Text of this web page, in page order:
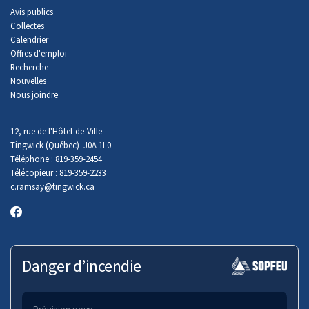
Avis publics
Collectes
Calendrier
Offres d'emploi
Recherche
Nouvelles
Nous joindre
12, rue de l'Hôtel-de-Ville
Tingwick (Québec) J0A 1L0
Téléphone : 819-359-2454
Télécopieur : 819-359-2233
c.ramsay@tingwick.ca
Danger d’incendie